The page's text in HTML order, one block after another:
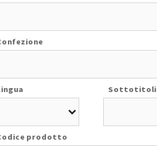
Sottotitoli
prodotto